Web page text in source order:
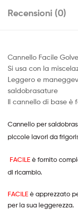
Recensioni (0)
Cannello Facile
Si usa con la
Leggero e
saldobrasature
Il cannello di base è
Cannello per
piccole lavori da
FACILEè fornito
di ricambio.
FACILEè apprezzato
per la sua leggerezza.